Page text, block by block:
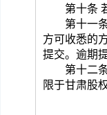
第十条
第十一
方可收悉的
提交。逾期
第十二
限于甘肃股